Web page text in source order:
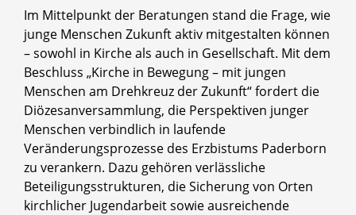
Im Mittelpunkt der Beratungen stand die Frage, wie
junge Menschen Zukunft aktiv mitgestalten können
– sowohl in Kirche als auch in Gesellschaft. Mit dem
Beschluss „Kirche in Bewegung – mit jungen
Menschen am Drehkreuz der Zukunft“ fordert die
Diözesanversammlung, die Perspektiven junger
Menschen verbindlich in laufende
Veränderungsprozesse des Erzbistums Paderborn
zu verankern. Dazu gehören verlässliche
Beteiligungsstrukturen, die Sicherung von Orten
kirchlicher Jugendarbeit sowie ausreichende